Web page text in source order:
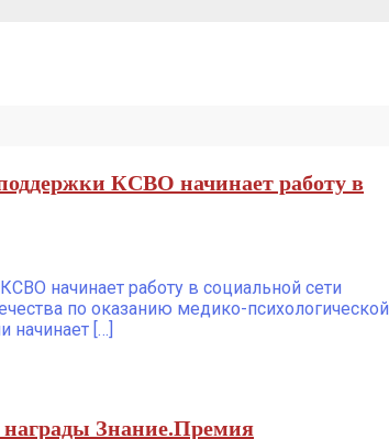
КСВО начинает работу в
начинает работу в социальной сети
по оказанию медико-психологической
[…]
награды Знание.Премия